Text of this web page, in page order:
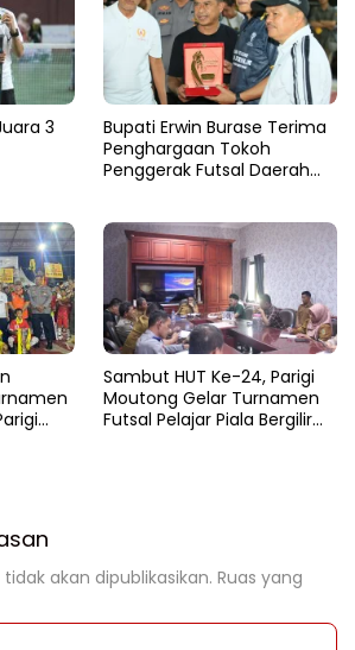
3
Bupati Erwin Burase Terima
Penghargaan Tokoh
Penggerak Futsal Daerah
Sambut HUT Ke-24, Parigi
Moutong Gelar Turnamen
Futsal Pelajar Piala Bergilir
akan dipublikasikan. Ruas yang